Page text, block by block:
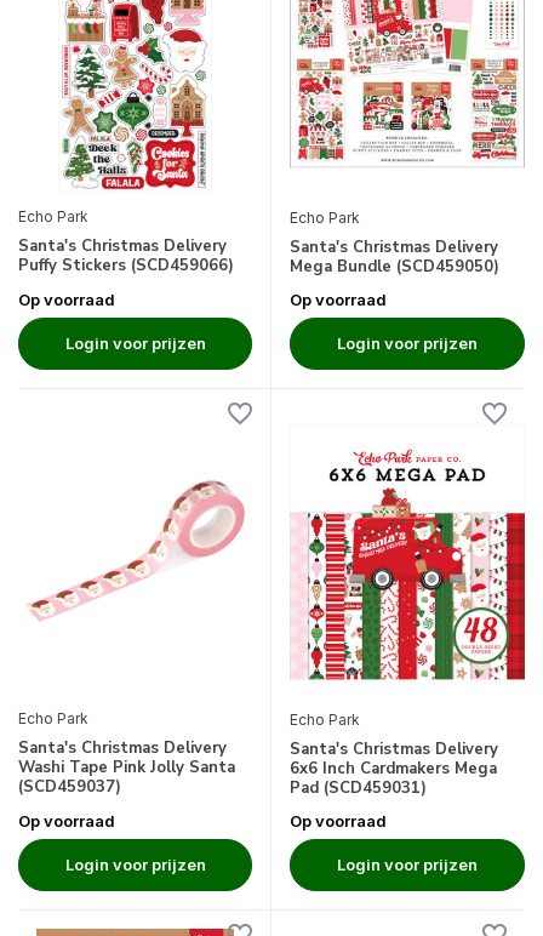
Echo Park
Santa's Christmas Delivery
Puffy Stickers (SCD459066)
Op voorraad
Login voor prijzen
Echo Park
Santa's Christmas Delivery
Mega Bundle (SCD459050)
Op voorraad
Login voor prijzen
Echo Park
Santa's Christmas Delivery
Washi Tape Pink Jolly Santa
(SCD459037)
Op voorraad
Login voor prijzen
Echo Park
Santa's Christmas Delivery
6x6 Inch Cardmakers Mega
Pad (SCD459031)
Op voorraad
Login voor prijzen